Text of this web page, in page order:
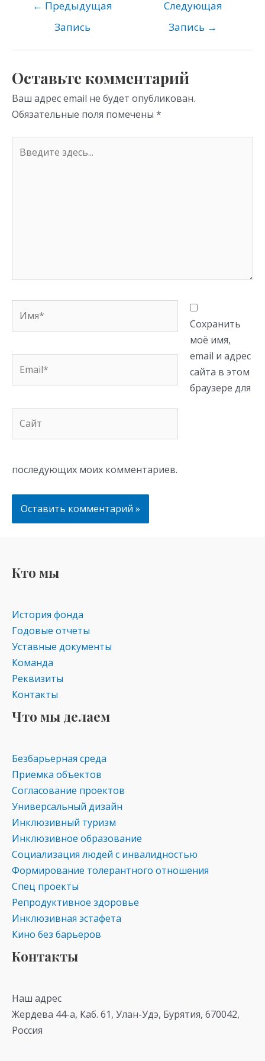
o
kl
as
ni
ki
gr
a
m p
← Предыдущая
Запись
Следующая
Запись →
Оставьте комментарий
Ваш адрес email не будет опубликован.
Обязательные поля помечены *
здесь...
Сохранить
моё имя,
email и адрес
сайта в этом
браузере для
последующих моих комментариев.
Кто мы
История фонда
Годовые отчеты
Уставные документы
Команда
Реквизиты
Контакты
Что мы делаем
Безбарьерная среда
Приемка объектов
Согласование проектов
Универсальный дизайн
Инклюзивный туризм
Инклюзивное образование
Социализация людей с инвалидностью
Формирование толерантного отношения
Спец проекты
Репродуктивное здоровье
Инклюзивная эстафета
Кино без барьеров
Контакты
Наш адрес
Жердева 44-а, Каб. 61, Улан-Удэ, Бурятия, 670042,
Россия